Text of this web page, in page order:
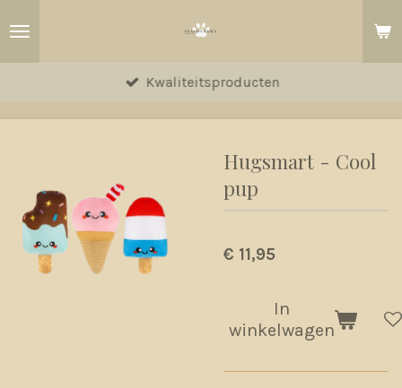
hoofdinhoud
Kwaliteitsproducten
Hugsmart - Cool
pup
€ 11,95
In
winkelwagen